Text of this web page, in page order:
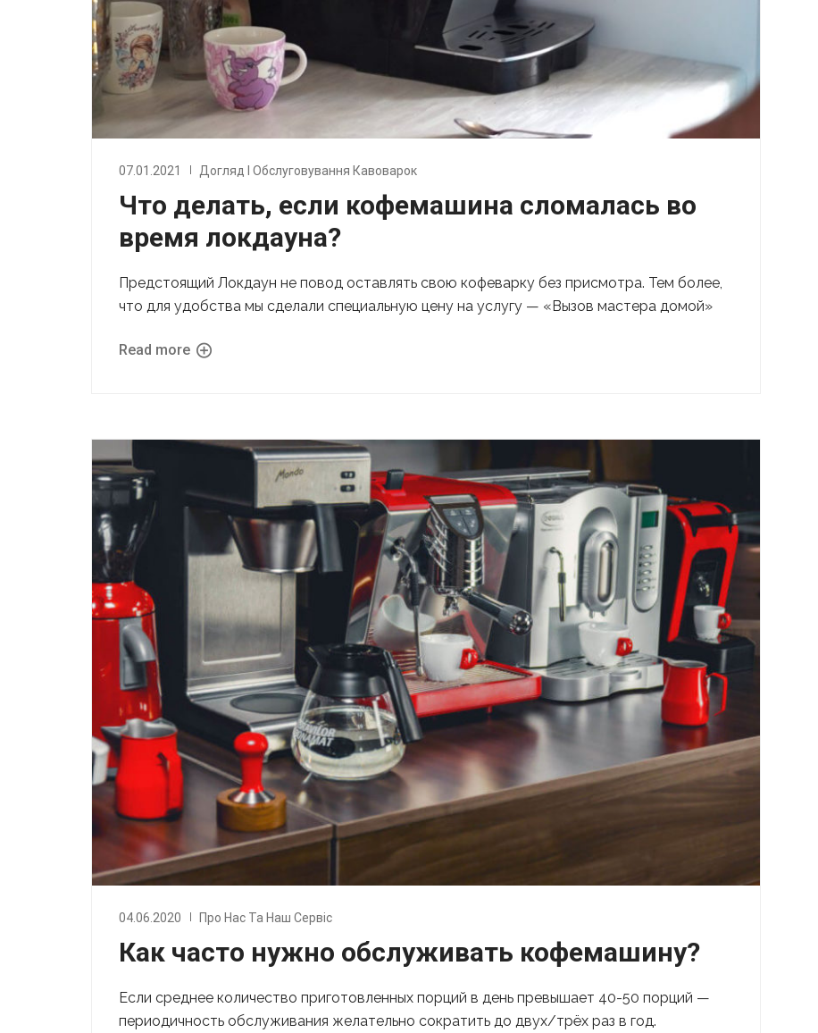
07.01.2021 Догляд І Обслуговування Кавоварок
Что делать, если кофемашина сломалась во
время локдауна?
Предстоящий Локдаун не повод оставлять свою кофеварку без присмотра. Тем более,
что для удобства мы сделали специальную цену на услугу — «Вызов мастера домой»
Read more
04.06.2020 Про Нас Та Наш Сервіс
Как часто нужно обслуживать кофемашину?
Если среднее количество приготовленных порций в день превышает 40-50 порций —
периодичность обслуживания желательно сократить до двух/трёх раз в год.